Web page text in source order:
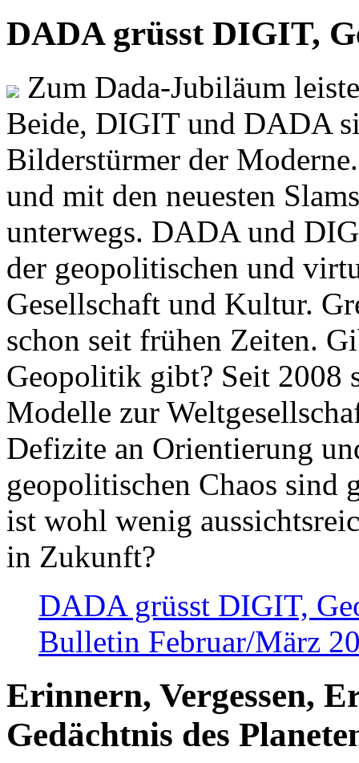
DADA grüsst DIGIT,
Zum Dada-Jubiläum
Beide, DIGIT und DADA
Bilderstürmer der
und mit den neuesten
unterwegs. DADA und
der geopolitischen und
Gesellschaft und Kultur.
schon seit frühen Zeiten.
Geopolitik gibt? Seit 2008
Modelle zur
Defizite an Orientierung
geopolitischen Chaos sind
ist wohl wenig
in Zukunft?
DADA grüsst DIGIT,
Bulletin Februar/März
Erinnern, Vergessen,
Gedächtnis des